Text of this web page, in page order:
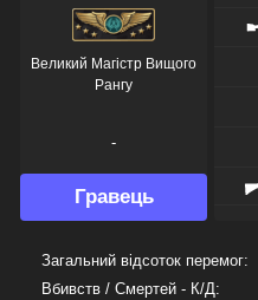
Великий Магістр Вищого
Рангу
-
Гравець
Загальний відсоток перемог:
Вбивств / Смертей - К/Д: